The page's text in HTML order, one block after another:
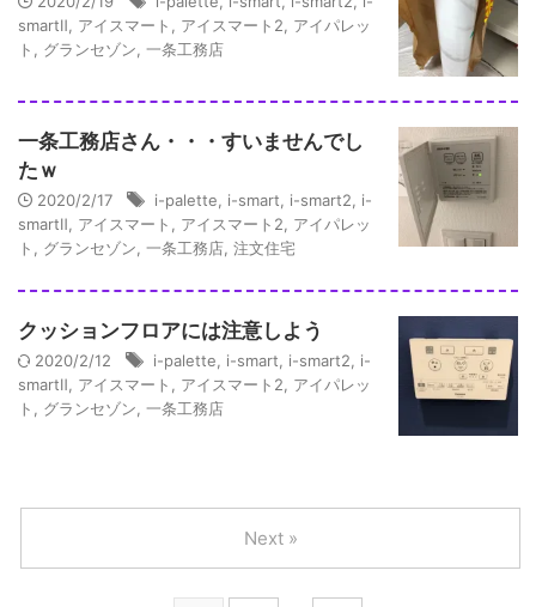
smartⅡ
アイスマート アイスマート2
アイパレッ
ト
グランセゾン 一条工務店
一条工務店さん・・・すいませんでし
たｗ
2020/2/17 i-palette i-smart i-smart2
i-
smartⅡ
アイスマート アイスマート2
アイパレッ
ト
グランセゾン 一条工務店 注文住宅
クッションフロアには注意しよう
2020/2/12 i-palette i-smart i-smart2
i-
smartⅡ
アイスマート アイスマート2
アイパレッ
ト
グランセゾン 一条工務店
Next »